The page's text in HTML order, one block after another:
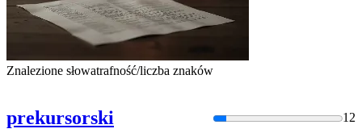
Znalezione słowatrafność/liczba znaków
prekursorski 12